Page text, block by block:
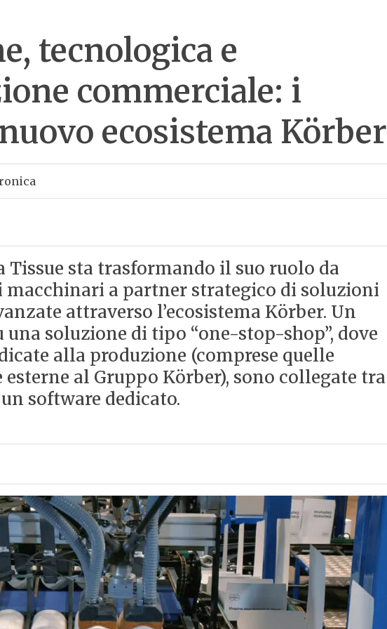
tecnologica e
commerciale: i
ecosistema Körber
Tissue sta trasformando il suo ruolo da
a partner strategico di soluzioni
attraverso l’ecosistema Körber. Un
una soluzione di tipo “one-stop-shop”, dove
alla produzione (comprese quelle
esterne al Gruppo Körber), sono collegate tra
software dedicato.